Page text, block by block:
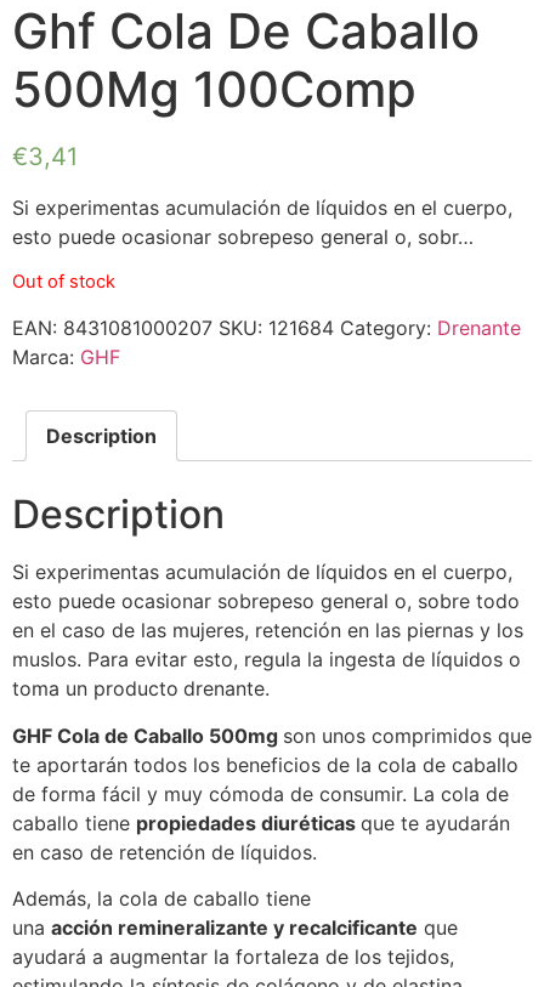
Ghf Cola De Caballo
500Mg 100Comp
€3,41
Si experimentas acumulación de líquidos en el cuerpo,
esto puede ocasionar sobrepeso general o, sobr…
Out of stock
EAN: 8431081000207 SKU: 121684 Category: Drenante
Marca: GHF
Description
Description
Si experimentas acumulación de líquidos en el cuerpo,
esto puede ocasionar sobrepeso general o, sobre todo
en el caso de las mujeres, retención en las piernas y los
muslos. Para evitar esto, regula la ingesta de líquidos o
toma un producto drenante.
GHF Cola de Caballo 500mg son unos comprimidos que
te aportarán todos los beneficios de la cola de caballo
de forma fácil y muy cómoda de consumir. La cola de
caballo tiene propiedades diuréticas que te ayudarán
en caso de retención de líquidos.
Además, la cola de caballo tiene
una acción remineralizante y recalcificante que
ayudará a augmentar la fortaleza de los tejidos,